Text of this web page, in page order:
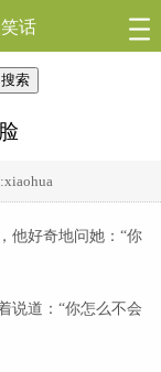
话
搜索
他好奇地问她：“你
说道：“你怎么不会